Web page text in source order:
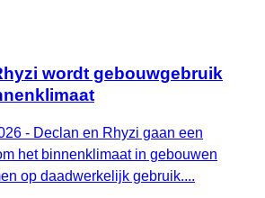
wordt gebouwgebruik
- Declan en Rhyzi gaan een
het binnenklimaat in gebouwen
op daadwerkelijk gebruik....